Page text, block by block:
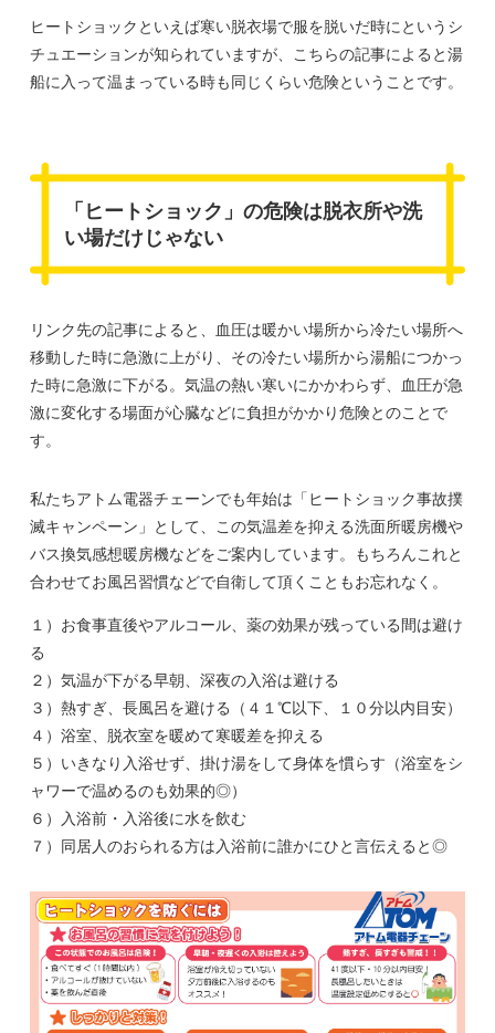
ヒートショックといえば寒い脱衣場で服を脱いだ時にというシ
チュエーションが知られていますが、こちらの記事によると湯
船に入って温まっている時も同じくらい危険ということです。
「ヒートショック」の危険は脱衣所や洗
い場だけじゃない
リンク先の記事によると、血圧は暖かい場所から冷たい場所へ
移動した時に急激に上がり、その冷たい場所から湯船につかっ
た時に急激に下がる。気温の熱い寒いにかかわらず、血圧が急
激に変化する場面が心臓などに負担がかかり危険とのことで
す。
私たちアトム電器チェーンでも年始は「ヒートショック事故撲
滅キャンペーン」として、この気温差を抑える洗面所暖房機や
バス換気感想暖房機などをご案内しています。もちろんこれと
合わせてお風呂習慣などで自衛して頂くこともお忘れなく。
１）お食事直後やアルコール、薬の効果が残っている間は避け
る
２）気温が下がる早朝、深夜の入浴は避ける
３）熱すぎ、長風呂を避ける（４１℃以下、１０分以内目安）
４）浴室、脱衣室を暖めて寒暖差を抑える
５）いきなり入浴せず、掛け湯をして身体を慣らす（浴室をシ
ャワーで温めるのも効果的◎）
６）入浴前・入浴後に水を飲む
７）同居人のおられる方は入浴前に誰かにひと言伝えると◎